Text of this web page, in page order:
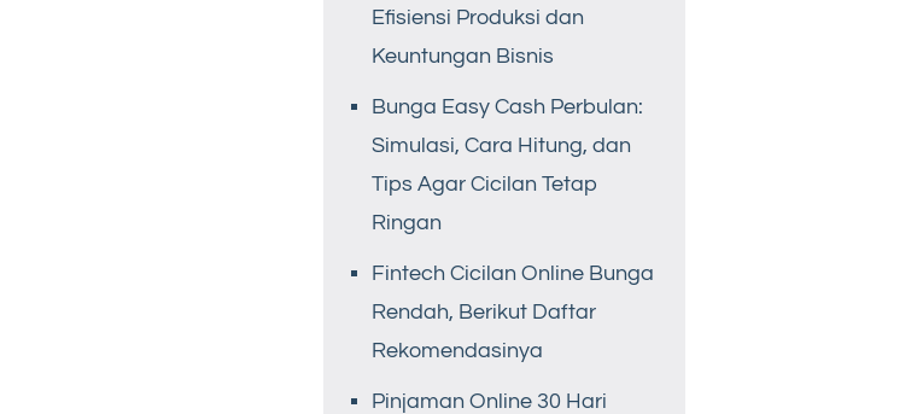
Efisiensi Produksi dan
Keuntungan Bisnis
Bunga Easy Cash Perbulan:
Simulasi, Cara Hitung, dan
Tips Agar Cicilan Tetap
Ringan
Fintech Cicilan Online Bunga
Rendah, Berikut Daftar
Rekomendasinya
Pinjaman Online 30 Hari